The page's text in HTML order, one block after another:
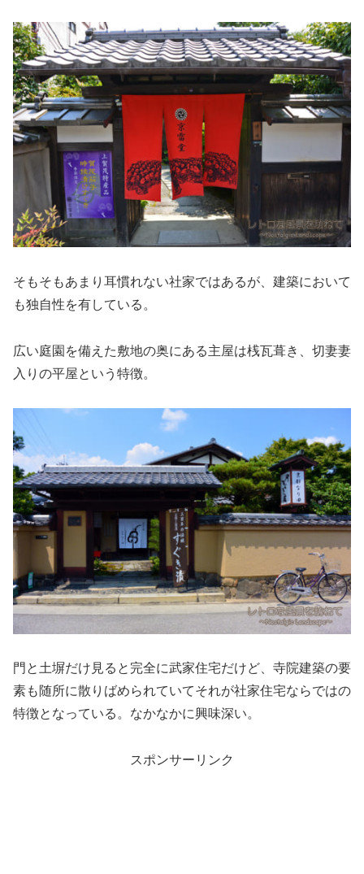
そもそもあまり耳慣れない社家ではあるが、建築において
も独自性を有している。
広い庭園を備えた敷地の奥にある主屋は桟瓦葺き、切妻妻
入りの平屋という特徴。
門と土塀だけ見ると完全に武家住宅だけど、寺院建築の要
素も随所に散りばめられていてそれが社家住宅ならではの
特徴となっている。なかなかに興味深い。
スポンサーリンク